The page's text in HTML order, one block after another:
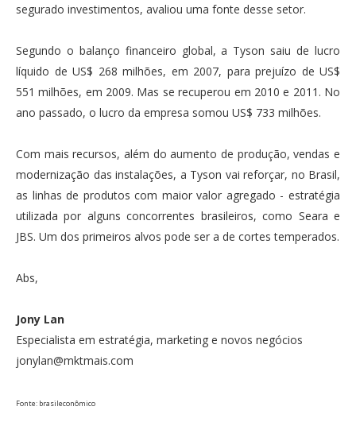
segurado investimentos, avaliou uma fonte desse setor.
Segundo o balanço financeiro global, a Tyson saiu de lucro
líquido de US$ 268 milhões, em 2007, para prejuízo de US$
551 milhões, em 2009. Mas se recuperou em 2010 e 2011. No
ano passado, o lucro da empresa somou US$ 733 milhões.
Com mais recursos, além do aumento de produção, vendas e
modernização das instalações, a Tyson vai reforçar, no Brasil,
as linhas de produtos com maior valor agregado - estratégia
utilizada por alguns concorrentes brasileiros, como Seara e
JBS. Um dos primeiros alvos pode ser a de cortes temperados.
Abs,
Jony Lan
Especialista em estratégia, marketing e novos negócios
jonylan@mktmais.com
Fonte: brasileconômico